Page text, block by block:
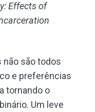
Effects of
não são todos
e preferências
tornando o
Um leve